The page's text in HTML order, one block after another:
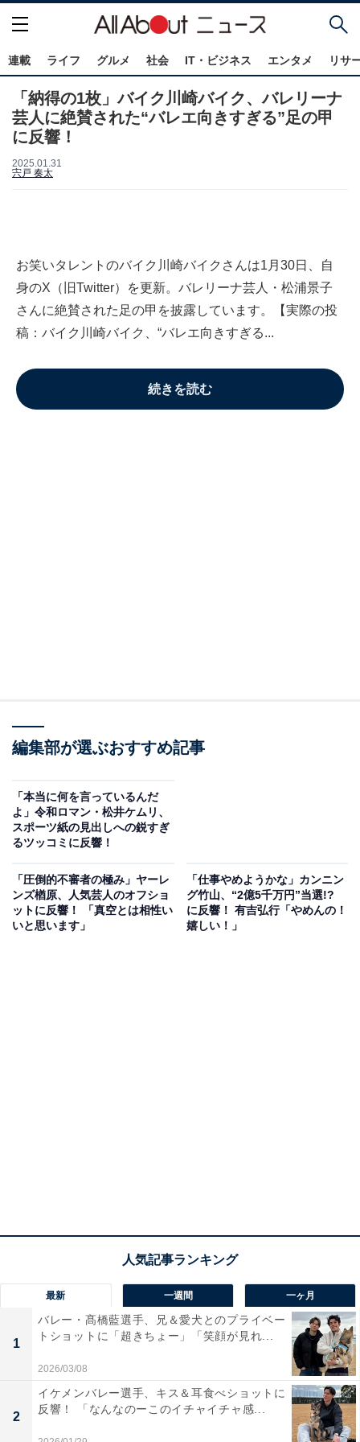
連載 ライフ グルメ 社会 IT・ビジネス エンタメ リサ
「納得の1枚」バイク川崎バイク、バレリーナ
芸人に絶賛された“バレエ向きすぎる”足の甲
に反響！
2025.01.31
宍戸 奏太
お笑いタレントのバイク川崎バイクさんは1月30日、自
身のX（旧Twitter）を更新。バレリーナ芸人・松浦景子
さんに絶賛された足の甲を披露しています。【実際の投
稿：バイク川崎バイク、“バレエ向きすぎる...
続きを読む
編集部が選ぶおすすめ記事
「本当に何を言っているんだ
よ」令和ロマン・松井ケムリ、
スポーツ紙の見出しへの鋭すぎ
るツッコミに反響！
「圧倒的不審者の極み」ヤーレ
ンズ楢原、人気芸人のオフショ
ットに反響！ 「真空とは相性い
いと思います」
「仕事やめようかな」カンニン
グ竹山、“2億5千万円”当選!?
に反響！ 有吉弘行「やめんの！
嬉しい！」
最新 一週間 一ヶ月
1
バレー・髙橋藍選手、兄＆愛犬とのプライベー
トショットに「超きちょー」「笑顔が見れ...
2026/03/08
2
イケメンバレー選手、キス＆耳食べショットに
反響！ 「なんなのーこのイチャイチャ感...